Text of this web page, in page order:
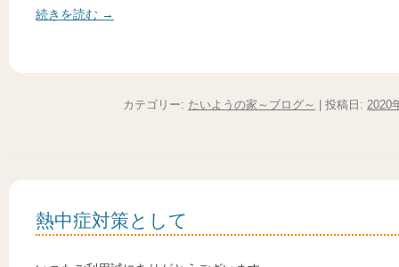
続きを読む →
カテゴリー: たいようの家～ブログ～ | 投稿日: 2020
熱中症対策として